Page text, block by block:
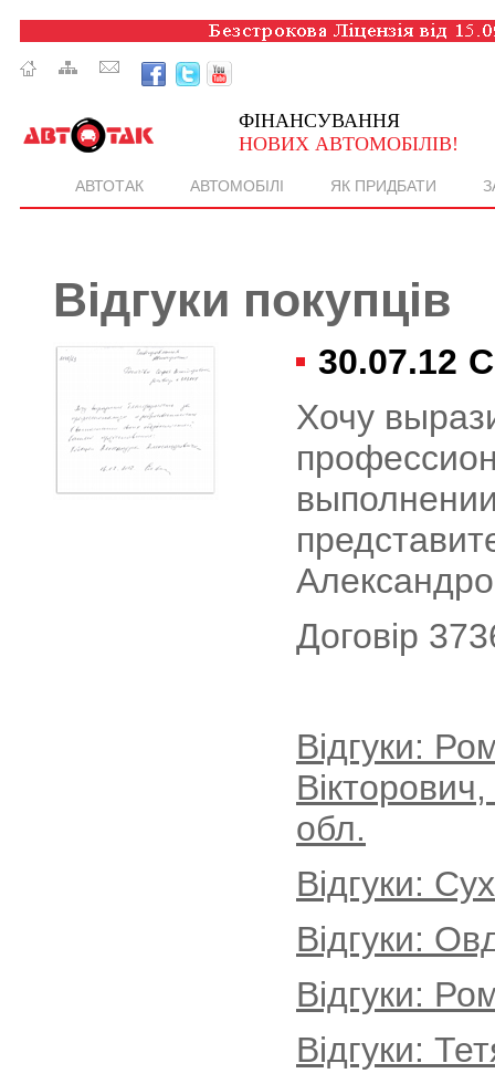
ФІНАНСУВАННЯ
НОВИХ АВТОМОБІЛІВ!
АВТОТАК АВТОМОБІЛІ ЯК ПРИДБАТИ
Відгуки покупців
30.07.12
Хочу
Договір
Відгуки:
обл.
Відгуки:
Відгуки:
Відгуки:
Відгуки: